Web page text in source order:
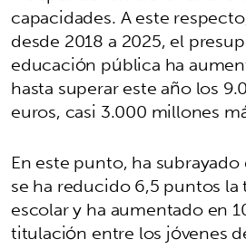
capacidades. A este
desde 2018 a 2025, el
educación pública ha
hasta superar este año los
euros, casi 3.000 millones
En este punto, ha
se ha reducido 6,5 puntos
escolar y ha aumentado en
titulación entre los jóvenes